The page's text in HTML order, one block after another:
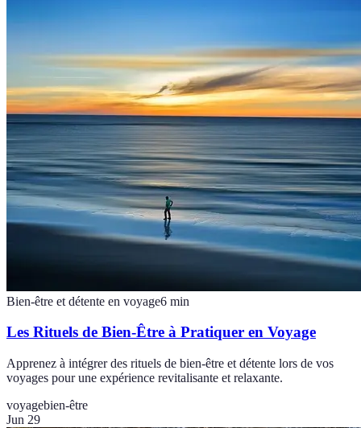
Bien-être et détente en voyage6 min
Les Rituels de Bien-Être à Pratiquer en Voyage
Apprenez à intégrer des rituels de bien-être et détente lors de vos
voyages pour une expérience revitalisante et relaxante.
voyagebien-être
Jun 29